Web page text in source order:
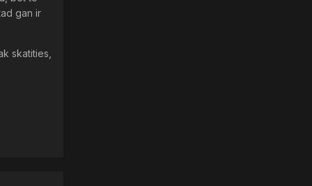
gan ir
skatities,